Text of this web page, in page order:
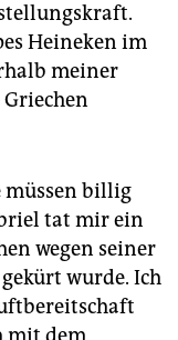
Heineken im
meiner
müssen billig
tat mir ein
wegen seiner
wurde. Ich